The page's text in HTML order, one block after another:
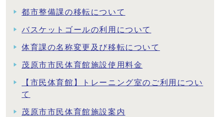
都市整備課の移転について
バスケットゴールの利用について
体育課の名称変更及び移転について
茂原市市民体育館施設使用料金
【市民体育館】トレーニング室のご利用につい
て
茂原市市民体育館施設案内